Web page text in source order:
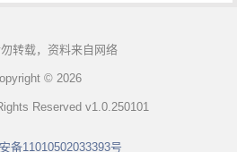
转载，资料来自网络
© 2026
Reserved v1.0.250101
备11010502033393号